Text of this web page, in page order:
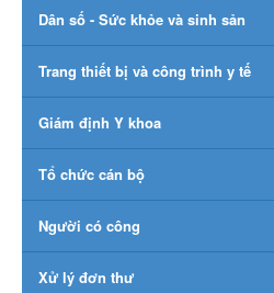
Dân số - Sức khỏe và sinh sản
Trang thiết bị và công trình y tế
Giám định Y khoa
Tổ chức cán bộ
Người có công
Xử lý đơn thư